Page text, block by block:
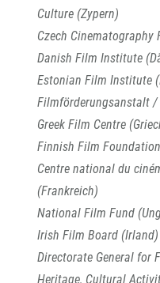
Culture (Zypern)
Czech Cinematography
Danish Film Institute
Estonian Film Institute
Filmförderungsanstalt /
Greek Film Centre
Finnish Film
Centre national du
(Frankreich)
National Film Fund
Irish Film Board (Irland)
Directorate General
Heritage, Cultural